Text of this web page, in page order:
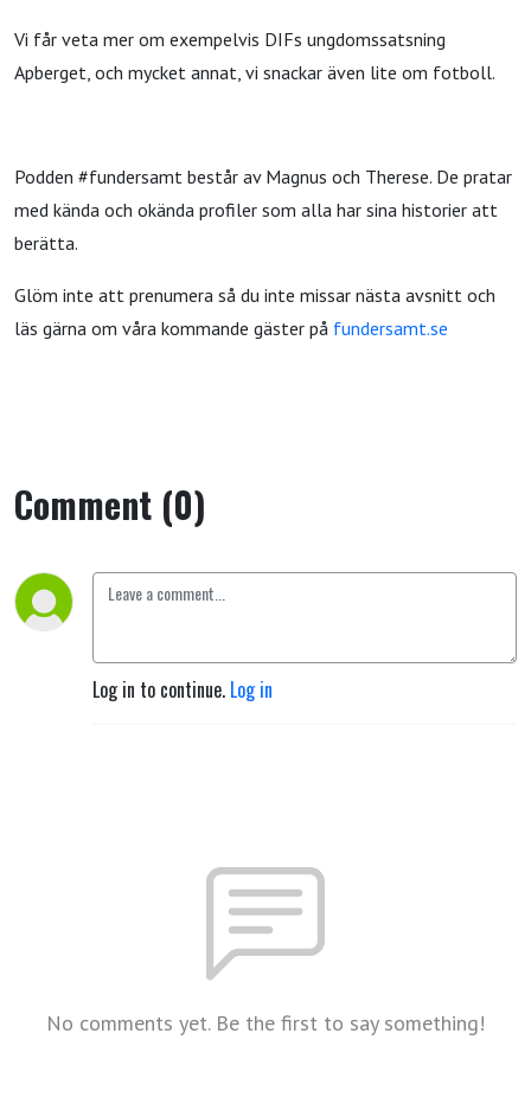
Vi får veta mer om exempelvis DIFs ungdomssatsning
Apberget, och mycket annat, vi snackar även lite om fotboll.
Podden #fundersamt består av Magnus och Therese. De pratar
med kända och okända profiler som alla har sina historier att
berätta.
Glöm inte att prenumera så du inte missar nästa avsnitt och
läs gärna om våra kommande gäster på fundersamt.se
Comment (0)
Log in to continue. Log in
No comments yet. Be the first to say something!